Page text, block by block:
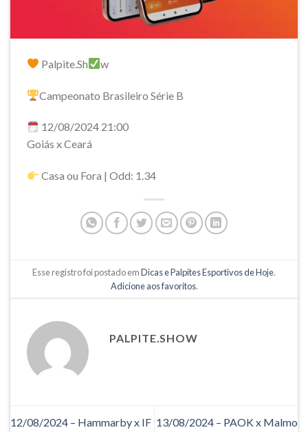
Palpite.Sh w
Campeonato Brasileiro Série B
12/08/2024 21:00
Goiás x Ceará
Casa ou Fora | Odd: 1.34
Esse registro foi postado emDicas e Palpites Esportivos de Hoje.
Adicione aos favoritos.
PALPITE.SHOW
12/08/2024 – Hammarby x IF 13/08/2024 – PAOK x Malmo